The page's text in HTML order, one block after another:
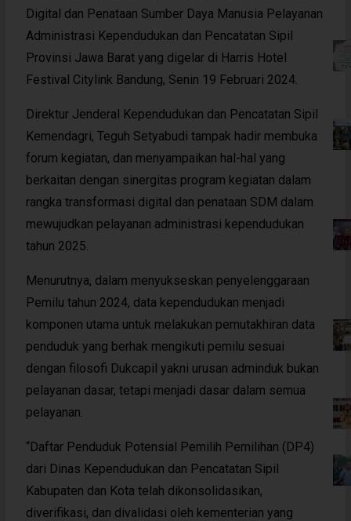
Digital dan Penataan Sumber Daya Manusia Pelayanan
Administrasi Kependudukan dan Pencatatan Sipil
Provinsi Jawa Barat yang digelar di Harris Hotel
Festival Citylink Bandung, Senin 19 Februari 2024.
Direktur Jenderal Kependudukan dan Pencatatan Sipil
Kemendagri, Teguh Setyabudi tampak hadir membuka
forum kegiatan, dan menyampaikan hal-hal yang
berkaitan dengan sinergitas program kegiatan dalam
rangka transformasi digital dan penataan SDM dalam
mewujudkan pelayanan administrasi kependudukan
tahun 2025.
Menurutnya, dalam menyukseskan penyelenggaraan
Pemilu tahun 2024, data kependudukan menjadi
komponen utama untuk melakukan pemutakhiran data
penduduk yang berhak mengikuti pemilu sesuai
dengan filosofi Dukcapil yakni urusan adminduk bukan
pelayanan dasar, tetapi menjadi dasar dalam semua
pelayanan.
“Daftar Penduduk Potensial Pemilih Pemilihan (DP4)
dari Dinas Kependudukan dan Pencatatan Sipil
Kabupaten dan Kota telah dikonsolidasikan,
diverifikasi, dan divalidasi oleh kementerian yang